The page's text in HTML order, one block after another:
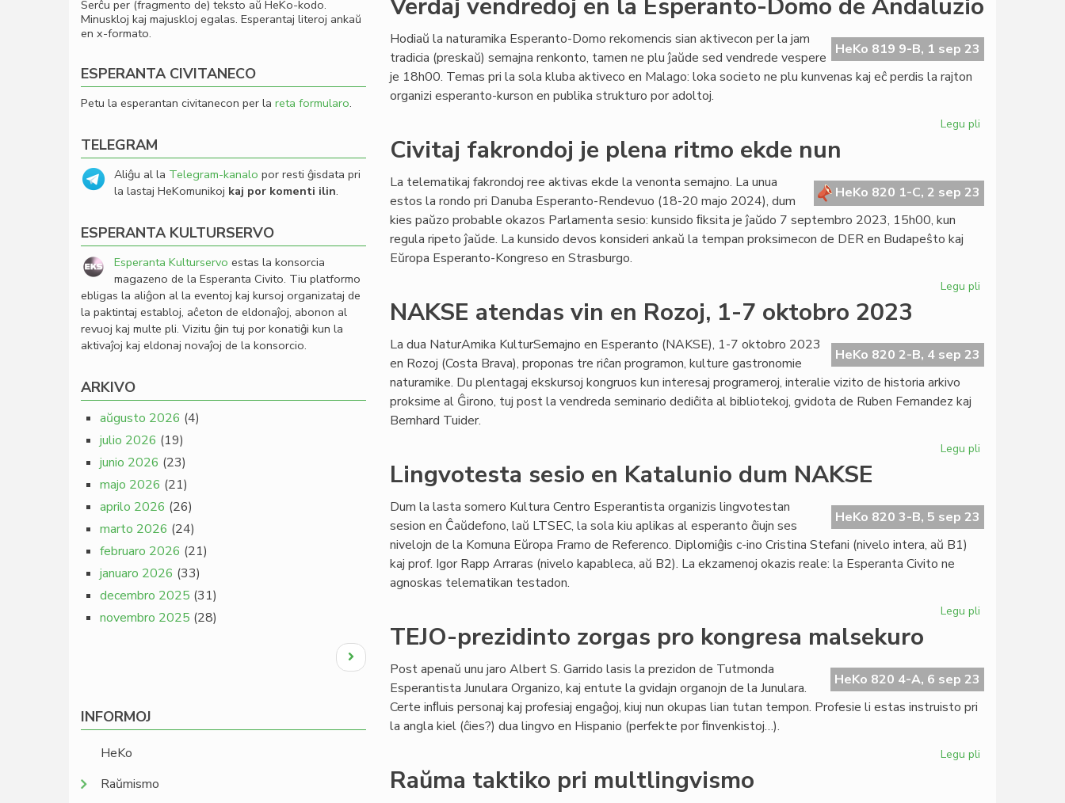
Verdaj vendredoj en la Esperanto-Domo de Andaluzio
HeKo 819 9-B, 1 sep 23
Hodiaŭ la naturamika Esperanto-Domo rekomencis sian aktivecon per la jam
tradicia (preskaŭ) semajna renkonto, tamen ne plu ĵaŭde sed vendrede vespere
je 18h00. Temas pri la sola kluba aktiveco en Malago: loka societo ne plu kunvenas kaj eĉ perdis la rajton
organizi esperanto-kurson en publika strukturo por adoltoj.
Legu pli
Esperanto-
Civitaj fakrondoj je plena ritmo ekde nun
HeKo 820 1-C, 2 sep 23
La telematikaj fakrondoj ree aktivas ekde la venonta semajno. La unua
estos la rondo pri Danuba Esperanto-Rendevuo (18-20 majo 2024), dum
kies paŭzo probable okazos Parlamenta sesio: kunsido ﬁksita je ĵaŭdo 7 septembro 2023, 15h00, kun
regula ripeto ĵaŭde. La kunsido devos konsideri ankaŭ la tempan proksimecon de DER en Budapeŝto kaj
Eŭropa Esperanto-Kongreso en Strasburgo.
Legu pli
ritmo
NAKSE atendas vin en Rozoj, 1-7 oktobro 2023
HeKo 820 2-B, 4 sep 23
La dua NaturAmika KulturSemajno en Esperanto (NAKSE), 1-7 oktobro 2023
en Rozoj (Costa Brava), proponas tre riĉan programon, kulture gastronomie
naturamike. Du plentagaj ekskursoj kongruos kun interesaj programeroj, interalie vizito de historia arkivo
proksime al Ĝirono, tuj post la vendreda seminario dediĉita al bibliotekoj, gvidota de Ruben Fernandez kaj
Bernhard Tuider.
Legu pli
Rozoj,
Lingvotesta sesio en Katalunio dum NAKSE
HeKo 820 3-B, 5 sep 23
Dum la lasta somero Kultura Centro Esperantista organizis lingvotestan
sesion en Ĉaŭdefono, laŭ LTSEC, la sola kiu aplikas al esperanto ĉiujn ses
nivelojn de la Komuna Eŭropa Framo de Referenco. Diplomiĝis c-ino Cristina Stefani (nivelo intera, aŭ B1)
kaj prof. Igor Rapp Arraras (nivelo kapableca, aŭ B2). La ekzamenoj okazis reale: la Esperanta Civito ne
agnoskas telematikan testadon.
Legu pli
dum
TEJO-prezidinto zorgas pro kongresa malsekuro
HeKo 820 4-A, 6 sep 23
Post apenaŭ unu jaro Albert S. Garrido lasis la prezidon de Tutmonda
Esperantista Junulara Organizo, kaj entute la gvidajn organojn de la Junulara.
Certe inﬂuis personaj kaj profesiaj engaĝoj, kiuj nun okupas lian tutan tempon. Profesie li estas instruisto pri
la angla kiel (ĉies?) dua lingvo en Hispanio (perfekte por ﬁnvenkistoj…).
Legu pli
Raŭma taktiko pri multlingvismo
Serĉu per (fragmento de) teksto aŭ HeKo-kodo.
Minuskloj kaj majuskloj egalas. Esperantaj literoj ankaŭ
en x-formato.
ESPERANTA CIVITANECO
Petu la esperantan civitanecon per la reta formularo.
TELEGRAM
Aliĝu al la Telegram-kanalo por resti ĝisdata pri
la lastaj HeKomunikoj kaj por komenti ilin.
ESPERANTA KULTURSERVO
Esperanta Kulturservo estas la konsorcia
magazeno de la Esperanta Civito. Tiu platformo
ebligas la aliĝon al la eventoj kaj kursoj organizataj de
la paktintaj establoj, aĉeton de eldonaĵoj, abonon al
revuoj kaj multe pli. Vizitu ĝin tuj por konatiĝi kun la
aktivaĵoj kaj eldonaj novaĵoj de la konsorcio.
ARKIVO
aŭgusto 2026 (4)
julio 2026 (19)
junio 2026 (23)
majo 2026 (21)
aprilo 2026 (26)
marto 2026 (24)
februaro 2026 (21)
januaro 2026 (33)
decembro 2025 (31)
novembro 2025 (28)
Next
page
INFORMOJ
HeKo
Raŭmismo